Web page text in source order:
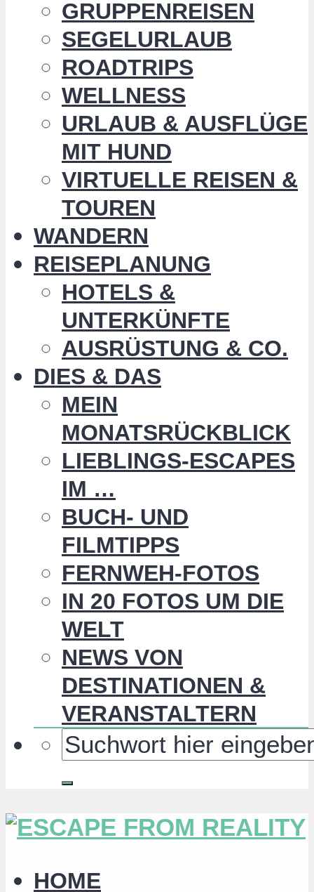
GRUPPENREISEN
SEGELURLAUB
ROADTRIPS
WELLNESS
URLAUB & AUSFLÜGE
MIT HUND
VIRTUELLE REISEN &
TOUREN
WANDERN
REISEPLANUNG
HOTELS &
UNTERKÜNFTE
AUSRÜSTUNG & CO.
DIES & DAS
MEIN
MONATSRÜCKBLICK
LIEBLINGS-ESCAPES
IM …
BUCH- UND
FILMTIPPS
FERNWEH-FOTOS
IN 20 FOTOS UM DIE
WELT
NEWS VON
DESTINATIONEN &
VERANSTALTERN
HOME